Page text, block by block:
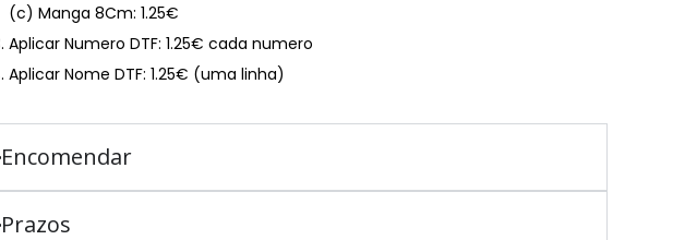
(c) Manga 8Cm: 1.25€
Aplicar Numero DTF: 1.25€ cada numero
Aplicar Nome DTF: 1.25€ (uma linha)
Encomendar
Prazos